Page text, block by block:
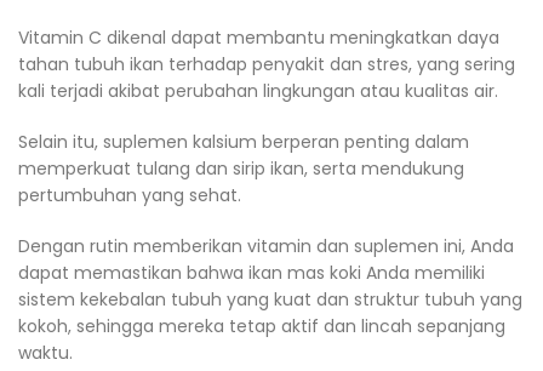
Vitamin C dikenal dapat membantu meningkatkan daya
tahan tubuh ikan terhadap penyakit dan stres, yang sering
kali terjadi akibat perubahan lingkungan atau kualitas air.
Selain itu, suplemen kalsium berperan penting dalam
memperkuat tulang dan sirip ikan, serta mendukung
pertumbuhan yang sehat.
Dengan rutin memberikan vitamin dan suplemen ini, Anda
dapat memastikan bahwa ikan mas koki Anda memiliki
sistem kekebalan tubuh yang kuat dan struktur tubuh yang
kokoh, sehingga mereka tetap aktif dan lincah sepanjang
waktu.